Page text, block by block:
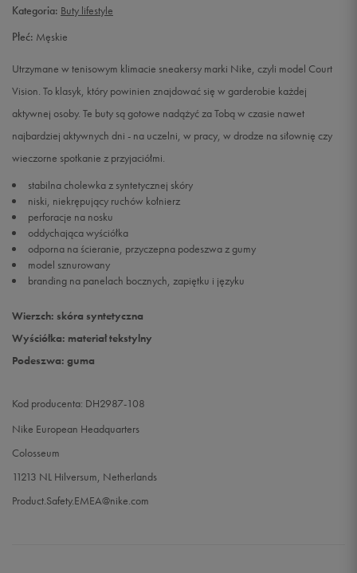
43 27,5 cm
44,5 28,5 cm Powiadom o dostępności
45 29 cm Powiadom o dostępności
46 30 cm
47,5 31 cm Powiadom o dostępności
Kategoria: Buty lifestyle
Płeć: Męskie
Utrzymane w tenisowym klimacie sneakersy marki Nike, czyli model Court
Vision. To klasyk, który powinien znajdować się w garderobie każdej
aktywnej osoby. Te buty są gotowe nadążyć za Tobą w czasie nawet
najbardziej aktywnych dni - na uczelni, w pracy, w drodze na siłownię czy
wieczorne spotkanie z przyjaciółmi.
stabilna cholewka z syntetycznej skóry
niski, niekrępujący ruchów kołnierz
perforacje na nosku
oddychająca wyściółka
odporna na ścieranie, przyczepna podeszwa z gumy
model sznurowany
branding na panelach bocznych, zapiętku i języku
Wierzch: skóra syntetyczna
Wyściółka: materiał tekstylny
Podeszwa: guma
Kod producenta: DH2987-108
Nike European Headquarters
Colosseum
11213 NL Hilversum, Netherlands
Product.Safety.EMEA@nike.com